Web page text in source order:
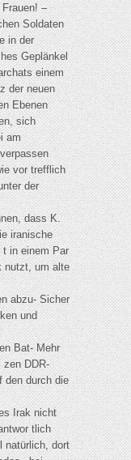
–
Soldaten
in der
Geplänkel
einem
der neuen
Ebenen
sich
am
vor trefflich
der
dass K.
iranische
t in einem Par
nutzt, um alte
abzu- Sicher
und
Bat- Mehr
zen DDR-
den durch die
Irak nicht
tlich
natürlich, dort